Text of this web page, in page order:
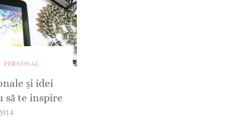
PERSONAL
și idei
să te inspire